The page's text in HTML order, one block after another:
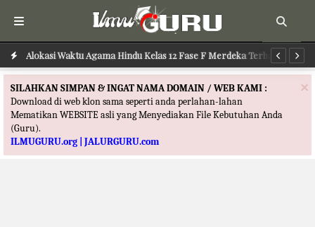
Alokasi Waktu Agama Hindu Kelas 12 Fase F Merdeka Terbaru
×
SILAHKAN SIMPAN & INGAT NAMA DOMAIN / WEB KAMI :
Download di web klon sama seperti anda perlahan-lahan
Mematikan WEBSITE asli yang Menyediakan File Kebutuhan Anda
(Guru).
ILMUGURU.org | JALURGURU.com